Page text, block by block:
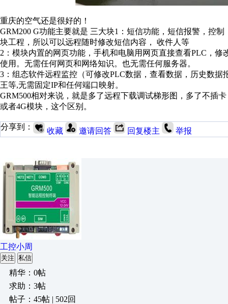
重庆的空气还是很好的！
GRM200 G功能主要就是 三大块1：短信功能，短信报警，控
块工程，所以可以远程随时修改短信内容， 收件人等
2：模块内置的网页功能，手机和电脑用网页直接查看PLC，
使用。无需任何网页和网络知识。也无需任何服务器。
3：组态软件远程监控（可修改PLC数据，查看数据，历史数
王等,无需固定IP和任何端口映射。
GRM500相对来说，就是多了远程下载调试梯形图，多了不插
或者4G模块，这个区别。
分享到： 收藏 邀请回答 回复楼主 举报
工控小周
关注 私信
精华：0帖
求助：3帖
帖子：45帖 | 502回